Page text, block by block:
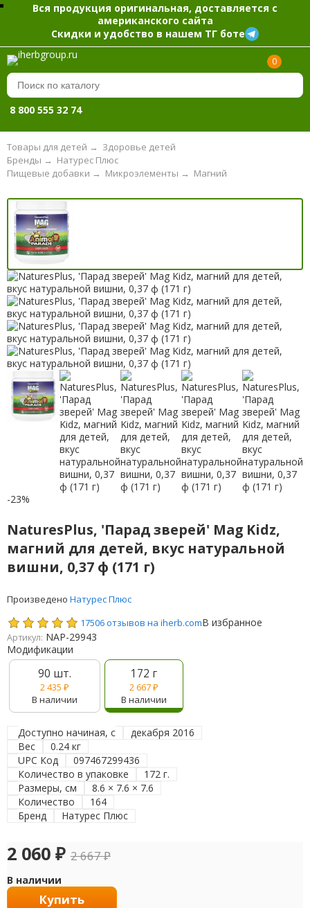
Вся продукция оригинальная, доставляется с
американского сайта
Скидки и удобство в нашем ТГ боте
0
8 800 555 32 74
Товары для детей → Здоровье детей
Натурес Плюс
Бренды →
Магний
Микроэлементы →
Пищевые добавки →
-23%
NaturesPlus, 'Парад зверей' Mag Kidz,
магний для детей, вкус натуральной
вишни, 0,37 ф (171 г)
Произведено Натурес Плюс
17506 отзывов на iherb.comВ избранное
Артикул: NAP-29943
Модификации
90 шт.
2 435 ₽
В наличии
172 г
2 667₽
В наличии
Доступно начиная, с
декабря 2016
Вес
0.24 кг
UPC Код
097467299436
Количество в упаковке
172 г.
Размеры, см
8.6 × 7.6 × 7.6
Количество
164
Бренд
Натурес Плюс
2 060 ₽ 2 667₽
В наличии
Купить